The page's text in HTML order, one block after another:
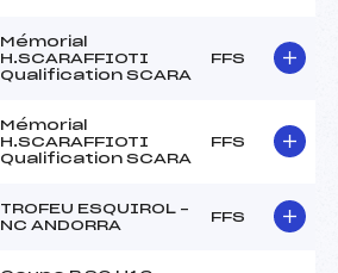
Mémorial
H.SCARAFFIOTI
Qualification SCARA
FFS
Mémorial
H.SCARAFFIOTI
Qualification SCARA
FFS
TROFEU ESQUIROL –
NC ANDORRA
FFS